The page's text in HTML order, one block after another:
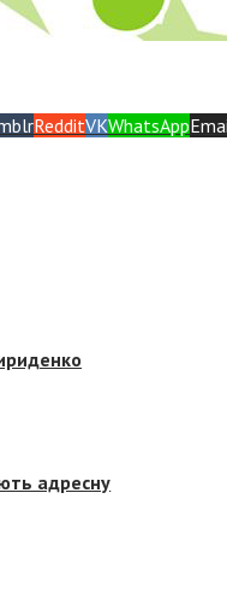
RedditVKWhatsApp
адресну